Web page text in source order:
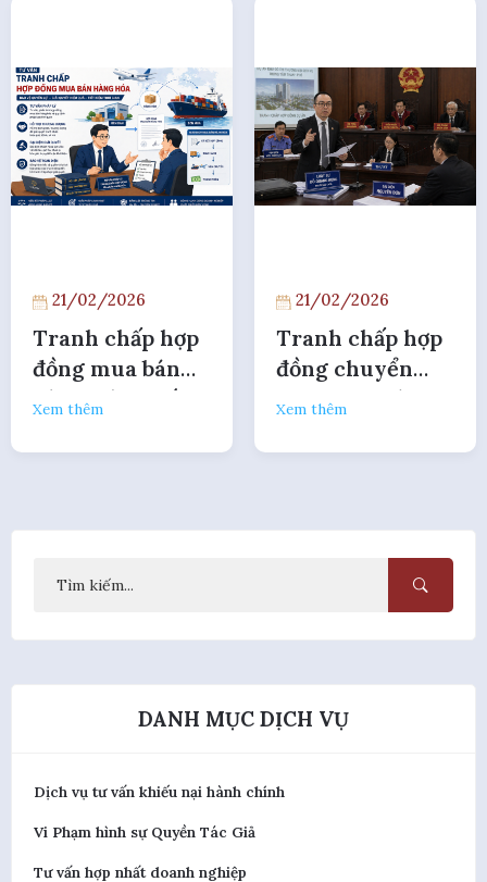
21/02/2026
Tranh chấp hợp
đồng mua bán
hàng hóa quốc
Xem thêm
21/02/2026
Tranh chấp hợp
đồng chuyển
nhượng dự án,
nghiệp
Xem thêm
DANH MỤC DỊCH VỤ
Dịch vụ tư vấn khiếu nại hành chính
Vi Phạm hình sự Quyền Tác Giả
Tư vấn hợp nhất doanh nghiệp